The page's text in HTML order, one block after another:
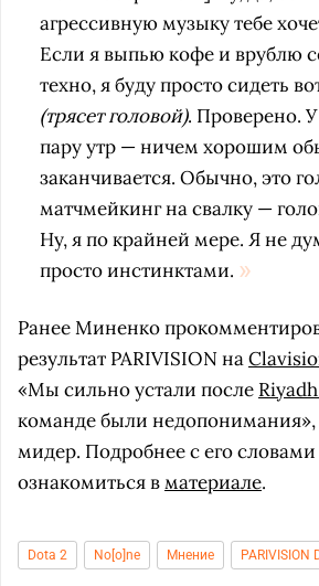
агрессивную музыку тебе
Если я выпью кофе и врублю
техно, я буду просто сидеть
(трясет головой). Проверено.
пару утр — ничем хорошим
заканчивается. Обычно, это
матчмейкинг на свалку —
Ну, я по крайней мере. Я не
просто инстинктами.
Ранее Миненко
результат PARIVISION на
«Мы сильно устали после
команде были
мидер. Подробнее с его
ознакомиться вматериале.
Dota 2 No[o]ne Мнение PARIVISION